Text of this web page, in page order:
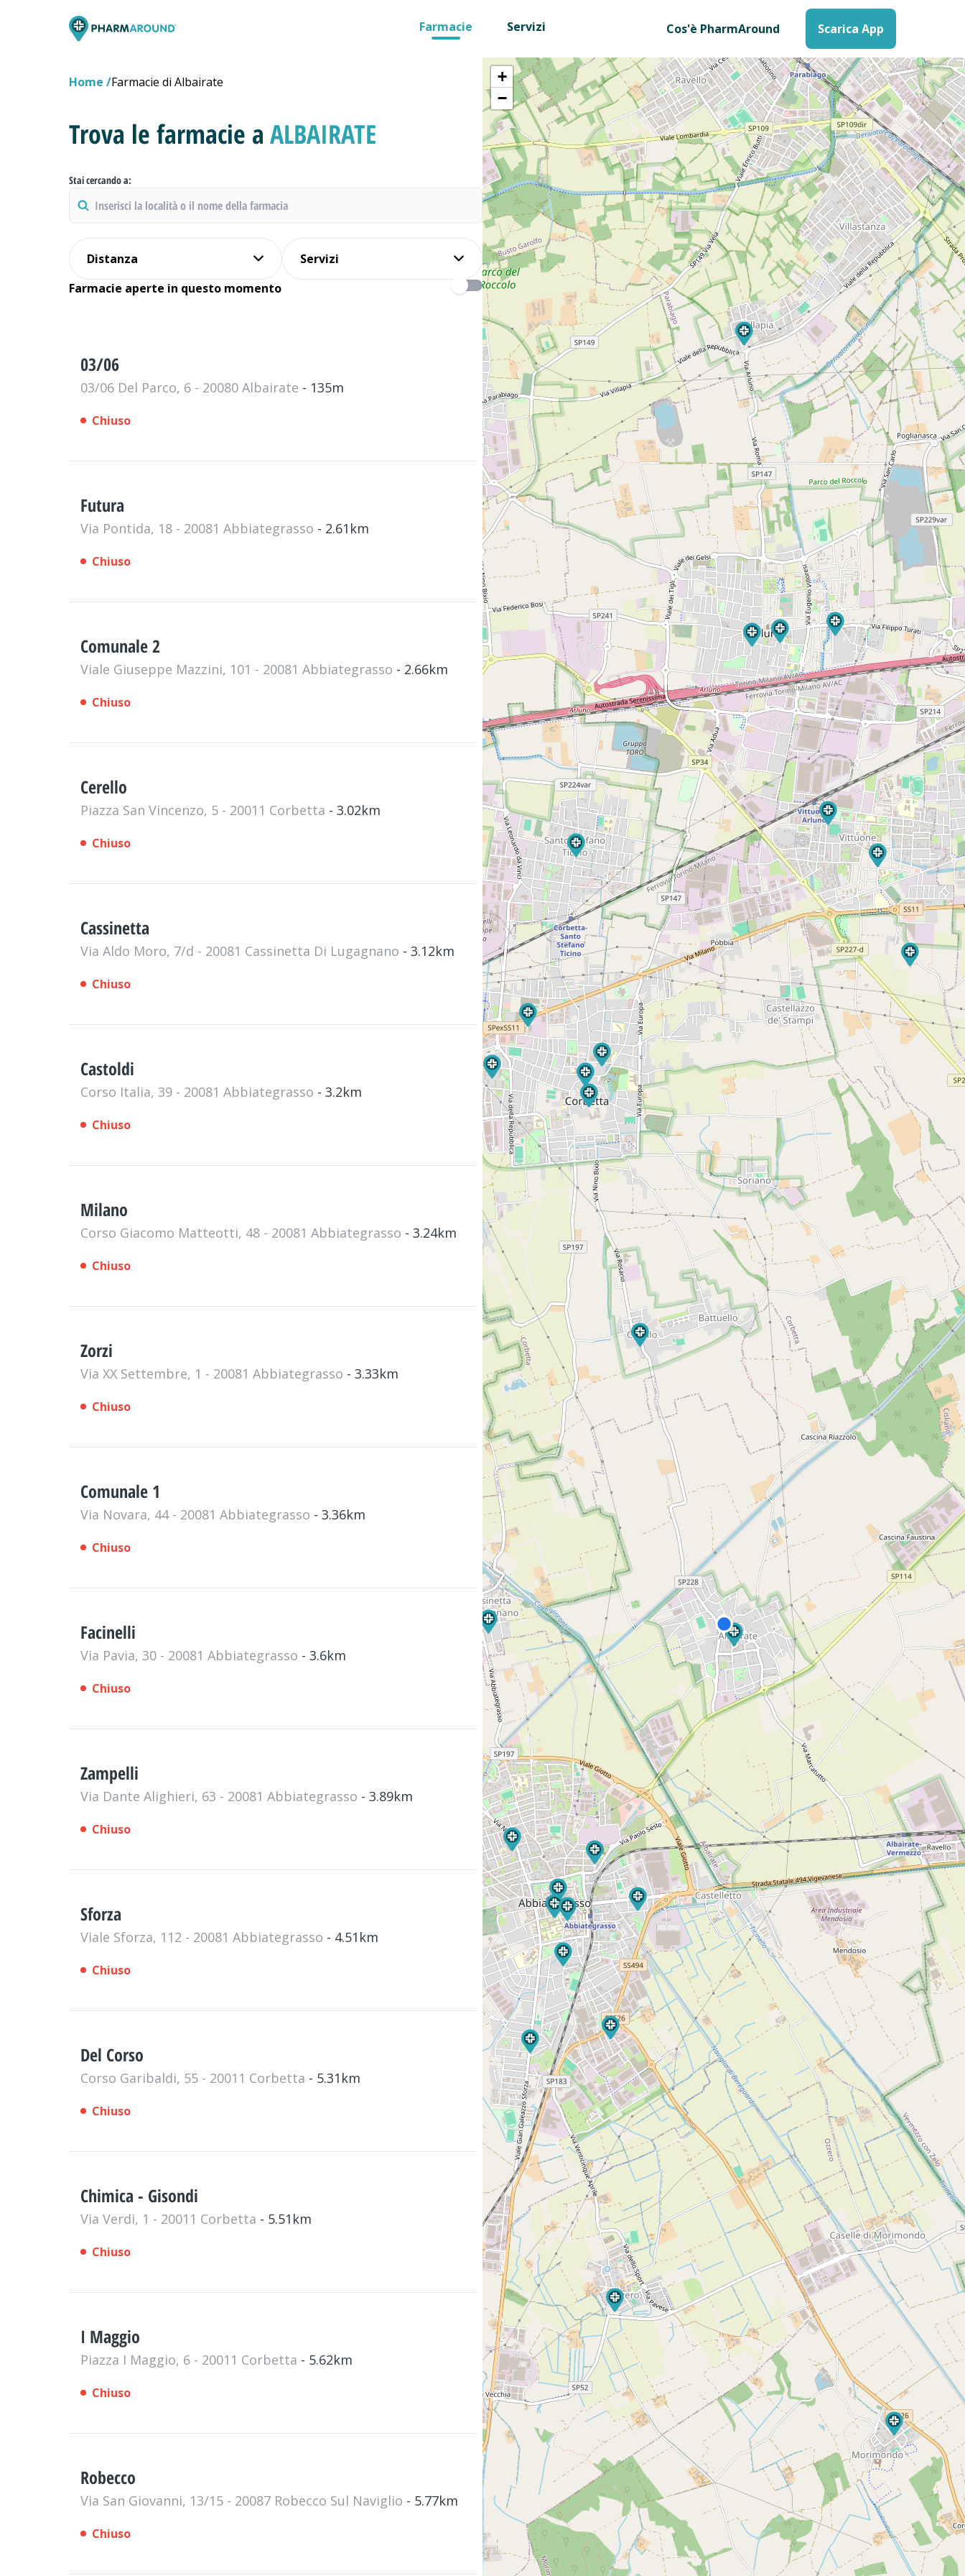
Farmacie Servizi Cos'è PharmAround Scarica App
Home Farmacie di Albairate
Trova le farmacie a ALBAIRATE
Stai cercando a:
Distanza
Servizi
Farmacie aperte in questo momento
03/06
03/06 Del Parco, 6 - 20080 Albairate - 135m
Chiuso
Futura
Via Pontida, 18 - 20081 Abbiategrasso - 2.61km
Chiuso
Comunale 2
Viale Giuseppe Mazzini, 101 - 20081 Abbiategrasso - 2.66km
Chiuso
Cerello
Piazza San Vincenzo, 5 - 20011 Corbetta - 3.02km
Chiuso
Cassinetta
Via Aldo Moro, 7/d - 20081 Cassinetta Di Lugagnano - 3.12km
Chiuso
Castoldi
Corso Italia, 39 - 20081 Abbiategrasso - 3.2km
Chiuso
Milano
Corso Giacomo Matteotti, 48 - 20081 Abbiategrasso - 3.24km
Chiuso
Zorzi
Via XX Settembre, 1 - 20081 Abbiategrasso - 3.33km
Chiuso
Comunale 1
Via Novara, 44 - 20081 Abbiategrasso - 3.36km
Chiuso
Facinelli
Via Pavia, 30 - 20081 Abbiategrasso - 3.6km
Chiuso
Zampelli
Via Dante Alighieri, 63 - 20081 Abbiategrasso - 3.89km
Chiuso
Sforza
Viale Sforza, 112 - 20081 Abbiategrasso - 4.51km
Chiuso
Del Corso
Corso Garibaldi, 55 - 20011 Corbetta - 5.31km
Chiuso
Chimica - Gisondi
Via Verdi, 1 - 20011 Corbetta - 5.51km
Chiuso
I Maggio
Piazza I Maggio, 6 - 20011 Corbetta - 5.62km
Chiuso
Robecco
Via San Giovanni, 13/15 - 20087 Robecco Sul Naviglio - 5.77km
Chiuso
+
−